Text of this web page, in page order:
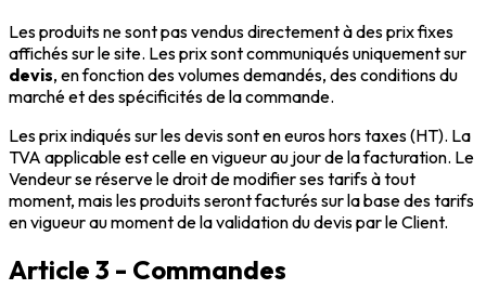
Les produits ne sont pas vendus directement à des prix fixes
affichés sur le site. Les prix sont communiqués uniquement sur
devis, en fonction des volumes demandés, des conditions du
marché et des spécificités de la commande.
Les prix indiqués sur les devis sont en euros hors taxes (HT). La
TVA applicable est celle en vigueur au jour de la facturation. Le
Vendeur se réserve le droit de modifier ses tarifs à tout
moment, mais les produits seront facturés sur la base des tarifs
en vigueur au moment de la validation du devis par le Client.
Article 3 - Commandes